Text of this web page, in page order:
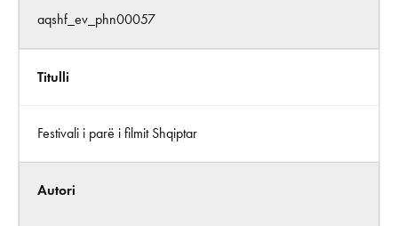
aqshf_ev_phn00057
Titulli
Festivali i parë i filmit Shqiptar
Autori